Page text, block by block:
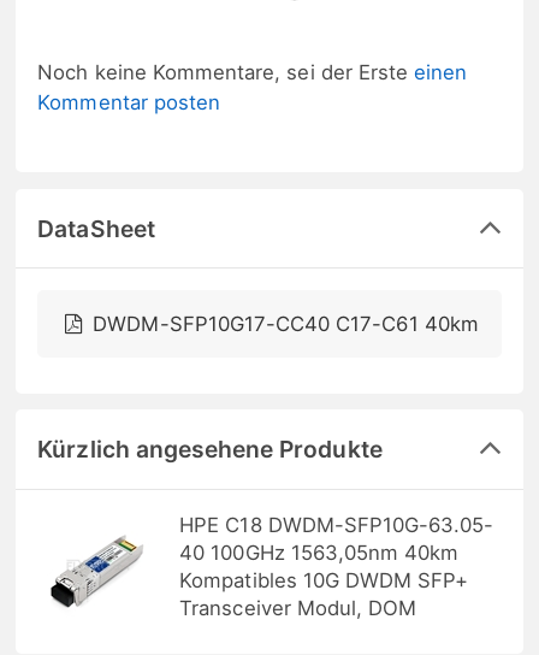
Noch keine Kommentare, sei der Ersteeinen
Kommentar posten
DataSheet
DWDM-SFP10G17-CC40 C17-C61 40km
Kürzlich angesehene Produkte
HPE C18 DWDM-SFP10G-63.05-
40 100GHz 1563,05nm 40km
Kompatibles 10G DWDM SFP+
Transceiver Modul, DOM